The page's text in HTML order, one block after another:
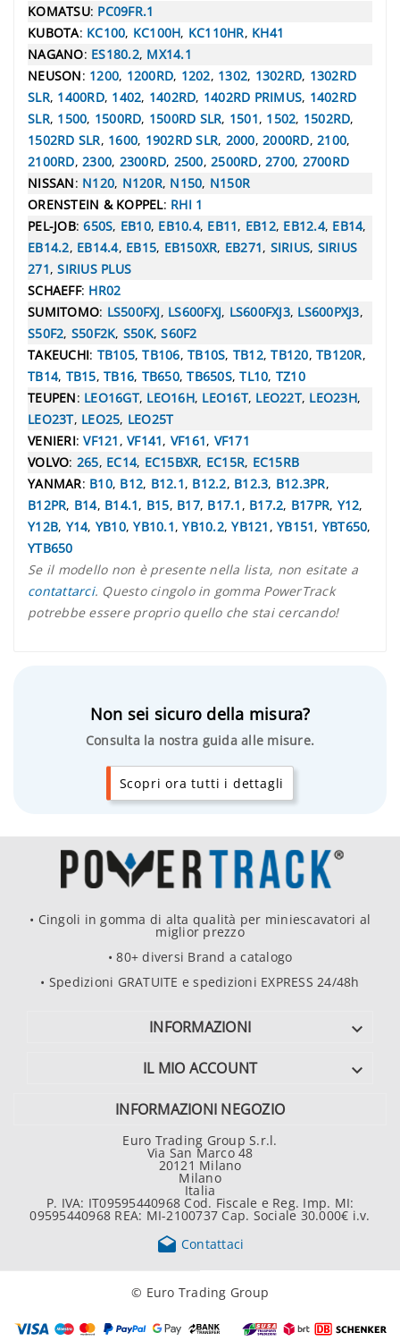
KOMATSU: PC09FR.1
KUBOTA: KC100, KC100H, KC110HR, KH41
NAGANO: ES180.2, MX14.1
NEUSON: 1200, 1200RD, 1202, 1302, 1302RD, 1302RD
SLR, 1400RD, 1402, 1402RD, 1402RD PRIMUS, 1402RD
SLR, 1500, 1500RD, 1500RD SLR, 1501, 1502, 1502RD,
1502RD SLR, 1600, 1902RD SLR, 2000, 2000RD, 2100,
2100RD, 2300, 2300RD, 2500, 2500RD, 2700, 2700RD
NISSAN: N120, N120R, N150, N150R
ORENSTEIN & KOPPEL: RHI 1
PEL-JOB:650S, EB10, EB10.4, EB11, EB12, EB12.4, EB14,
EB14.2, EB14.4, EB15, EB150XR, EB271, SIRIUS, SIRIUS
271,SIRIUS PLUS
SCHAEFF: HR02
SUMITOMO: LS500FXJ, LS600FXJ, LS600FXJ3, LS600PXJ3,
S50F2, S50F2K, S50K,S60F2
TAKEUCHI: TB105,TB106, TB10S, TB12,TB120, TB120R,
TB14, TB15, TB16, TB650,TB650S,TL10, TZ10
TEUPEN: LEO16GT, LEO16H, LEO16T, LEO22T, LEO23H,
LEO23T, LEO25, LEO25T
VENIERI:VF121 , VF141, VF161, VF171
VOLVO: 265, EC14, EC15BXR, EC15R, EC15RB
YANMAR: B10, B12, B12.1, B12.2, B12.3, B12.3PR,
B12PR, B14, B14.1, B15, B17, B17.1 , B17.2, B17PR, Y12,
Y12B, Y14, YB10,YB10.1,YB10.2,YB121 , YB151, YBT650,
YTB650
Se il modello non è presente nella lista, non esitate a
contattarci. Questo cingolo in gomma PowerTrack
potrebbe essere proprio quello che stai cercando!
Non sei sicuro della misura?
Consulta la nostra guida alle misure.
Scopri ora tutti i dettagli
• Cingoli in gomma di alta qualità per miniescavatori al
miglior prezzo
• 80+ diversi Brand a catalogo
• Spedizioni GRATUITE e spedizioni EXPRESS 24/48h
INFORMAZIONI 
IL MIO ACCOUNT 
INFORMAZIONI NEGOZIO
Euro Trading Group S.r.l.
Via San Marco 48
20121 Milano
Milano
Italia
P. IVA: IT09595440968 Cod. Fiscale e Reg. Imp. MI:
09595440968 REA: MI-2100737 Cap. Sociale 30.000€ i.v.
 Contattaci
© Euro Trading Group